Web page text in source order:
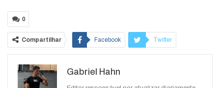
0
Compartilhar Facebook Twitter
WhatsApp
Gabriel Hahn